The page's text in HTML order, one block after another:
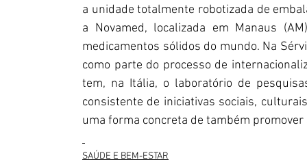
a unidade totalmente robotizada de
a Novamed, localizada em Manaus
medicamentos sólidos do mundo. Na
como parte do processo de
tem, na Itália, o laboratório de
consistente de iniciativas sociais,
uma forma concreta de também
SAÚDE E BEM-ESTAR